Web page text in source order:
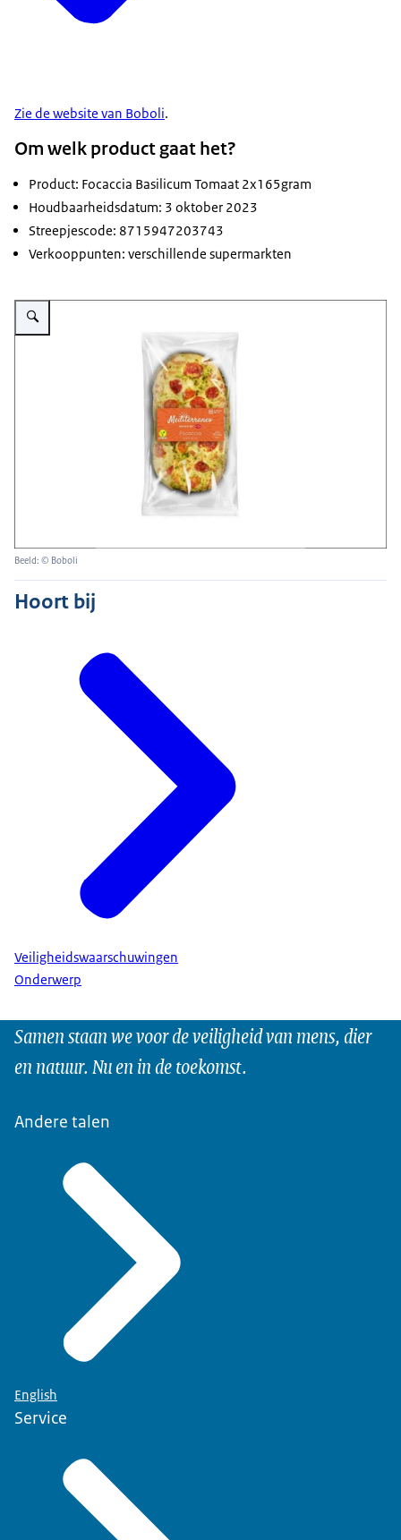
Zie de website van Boboli.
Om welk product gaat het?
Product: Focaccia Basilicum Tomaat 2x165gram
Houdbaarheidsdatum: 3 oktober 2023
Streepjescode: 8715947203743
Verkooppunten: verschillende supermarkten
Vergroot afbeelding focaccia tomaat basilicum
Beeld: © Boboli
Hoort bij
Veiligheidswaarschuwingen
Onderwerp
Samen staan we voor de veiligheid van mens, dier
en natuur. Nu en in de toekomst.
Andere talen
English
Service